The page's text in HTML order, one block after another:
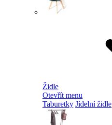
Židle
Otevřít menu
Taburetky Jídelní židle